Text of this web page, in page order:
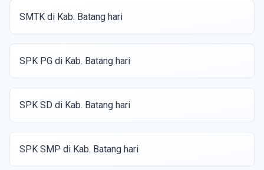
SMTK di Kab. Batang hari
SPK PG di Kab. Batang hari
SPK SD di Kab. Batang hari
SPK SMP di Kab. Batang hari